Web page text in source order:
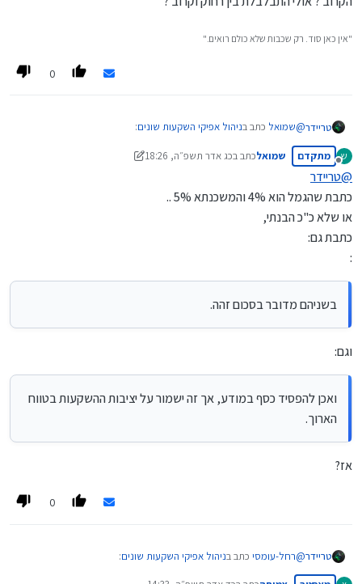
"אין כאן סוד. רק שכבות שלא כולם רואים."
0
טריידר@שמואל כתב בניהול אפיקי השקעות שונים:
במילים אחרות זה חיסכון לטווח הרחוק בלבד, עם וודאות להפסד
בטווח הקרוב.
הייתי מגדיר את זה ככה,
ש
מנותק
מתקדם שמואלכתב בכג אדר תשפ״ה, 18:26
נערך לאחרונה על ידי שמואל
@טריידר
כתבת שהגמל הוא 4% והמשכנתא 5% ..
או שלא כ"כ הבנתי,
כתבת גם:
:
בשניהם מדובר בסכום זהה.
וגם:
ואכן להפסיד כסף במודע, אך זה ישמור על יציבות ההשקעות בטווח
הארוך.
אז?
0
טריידר@רחל-עומסי כתב בניהול אפיקי השקעות שונים: